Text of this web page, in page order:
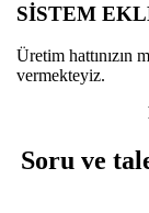
SİSTEM
Üretim hattınızın
vermekteyiz.
Soru ve